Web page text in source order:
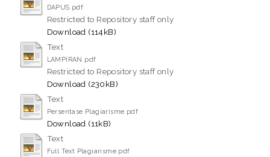
DAPUS.pdf
Restricted to Repository staff only
Download (114kB)
Text
LAMPIRAN.pdf
Restricted to Repository staff only
Download (230kB)
Text
Persentase Plagiarisme.pdf
Download (11kB)
Text
Full Text Plagiarisme.pdf